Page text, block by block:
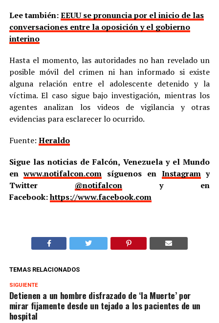
Lee también:EEUU se pronuncia por el inicio de las
conversaciones entre la oposición y el gobierno
interino
Hasta el momento, las autoridades no han revelado un
posible móvil del crimen ni han informado si existe
alguna relación entre el adolescente detenido y la
víctima. El caso sigue bajo investigación, mientras los
agentes analizan los videos de vigilancia y otras
evidencias para esclarecer lo ocurrido.
Fuente: Heraldo
Sigue las noticias de Falcón, Venezuela y el Mundo
enwww.notifalcon.com síguenos en Instagramy
Twitter @notifalcony en
Facebook:https://www.facebook.com
TEMAS RELACIONADOS
SIGUIENTE
Detienen a un hombre disfrazado de ‘la Muerte’ por
mirar fijamente desde un tejado a los pacientes de un
hospital